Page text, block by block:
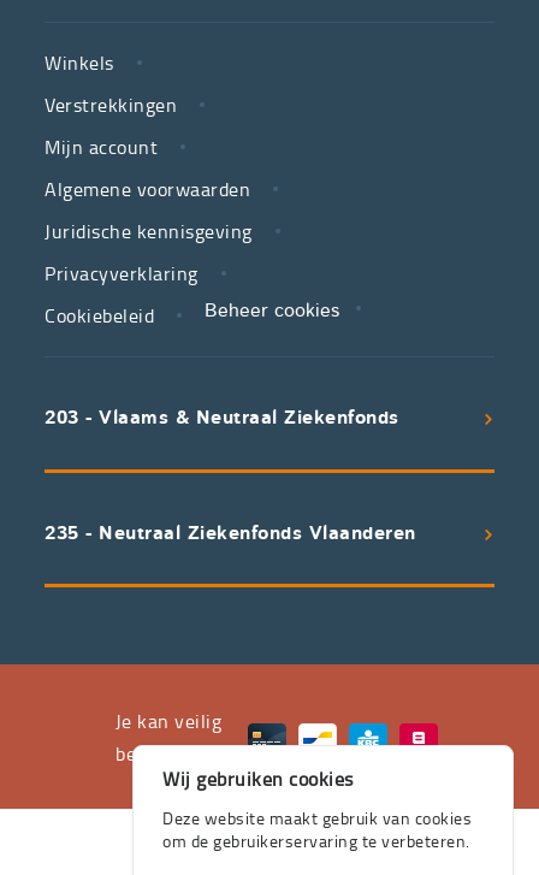
neutrale
ziekenfondsen,
is
partner
in
zorg.
We
voorwaarden
uitstekend
waarvan
huis
LINKS
Winkels
Verstrekkingen
Mijn account
Algemene voorwaarden
Juridische kennisgeving
Privacyverklaring
Cookiebeleid
Beheer cookies
203 - Vlaams & Neutraal Ziekenfonds
235 - Neutraal Ziekenfonds Vlaanderen
Je kan veilig
betalen met
Wij gebruiken cookies
Deze website maakt gebruik van cookies
om de gebruikerservaring te verbeteren.